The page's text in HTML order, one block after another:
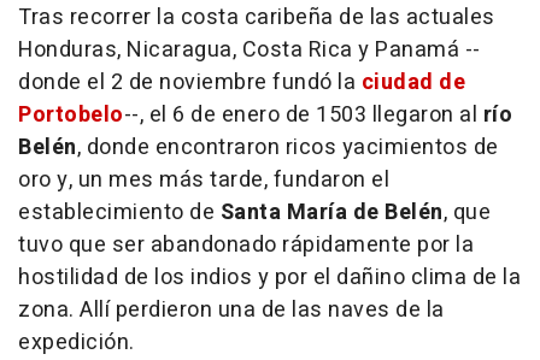
Tras recorrer la costa caribeña de las actuales
Honduras, Nicaragua, Costa Rica y Panamá --
donde el 2 de noviembre fundó la ciudad de
Portobelo--, el 6 de enero de 1503 llegaron al río
Belén, donde encontraron ricos yacimientos de
oro y, un mes más tarde, fundaron el
establecimiento de Santa María de Belén, que
tuvo que ser abandonado rápidamente por la
hostilidad de los indios y por el dañino clima de la
zona. Allí perdieron una de las naves de la
expedición.